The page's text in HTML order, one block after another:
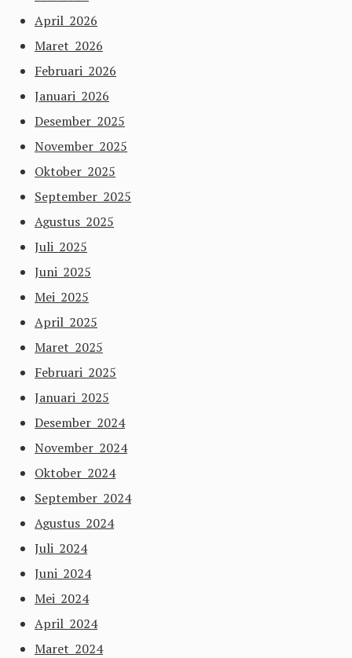
April 2026
Maret 2026
Februari 2026
Januari 2026
Desember 2025
November 2025
Oktober 2025
September 2025
Agustus 2025
Juli 2025
Juni 2025
Mei 2025
April 2025
Maret 2025
Februari 2025
Januari 2025
Desember 2024
November 2024
Oktober 2024
September 2024
Agustus 2024
Juli 2024
Juni 2024
Mei 2024
April 2024
Maret 2024